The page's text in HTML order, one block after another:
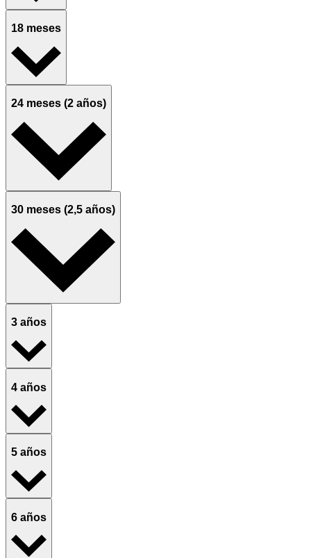
18 meses
24 meses (2 años)
30 meses (2,5 años)
3 años
4 años
5 años
6 años